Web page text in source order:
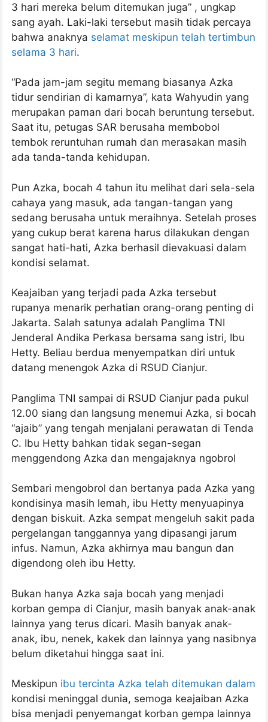
3 hari mereka belum ditemukan juga” , ungkap
sang ayah. Laki-laki tersebut masih tidak percaya
bahwa anaknya selamat meskipun telah tertimbun
selama 3 hari.
“Pada jam-jam segitu memang biasanya Azka
tidur sendirian di kamarnya”, kata Wahyudin yang
merupakan paman dari bocah beruntung tersebut.
Saat itu, petugas SAR berusaha membobol
tembok reruntuhan rumah dan merasakan masih
ada tanda-tanda kehidupan.
Pun Azka, bocah 4 tahun itu melihat dari sela-sela
cahaya yang masuk, ada tangan-tangan yang
sedang berusaha untuk meraihnya. Setelah proses
yang cukup berat karena harus dilakukan dengan
sangat hati-hati, Azka berhasil dievakuasi dalam
kondisi selamat.
Keajaiban yang terjadi pada Azka tersebut
rupanya menarik perhatian orang-orang penting di
Jakarta. Salah satunya adalah Panglima TNI
Jenderal Andika Perkasa bersama sang istri, Ibu
Hetty. Beliau berdua menyempatkan diri untuk
datang menengok Azka di RSUD Cianjur.
Panglima TNI sampai di RSUD Cianjur pada pukul
12.00 siang dan langsung menemui Azka, si bocah
“ajaib” yang tengah menjalani perawatan di Tenda
C. Ibu Hetty bahkan tidak segan-segan
menggendong Azka dan mengajaknya ngobrol
Sembari mengobrol dan bertanya pada Azka yang
kondisinya masih lemah, ibu Hetty menyuapinya
dengan biskuit. Azka sempat mengeluh sakit pada
pergelangan tanggannya yang dipasangi jarum
infus. Namun, Azka akhirnya mau bangun dan
digendong oleh ibu Hetty.
Bukan hanya Azka saja bocah yang menjadi
korban gempa di Cianjur, masih banyak anak-anak
lainnya yang terus dicari. Masih banyak anak-
anak, ibu, nenek, kakek dan lainnya yang nasibnya
belum diketahui hingga saat ini.
Meskipun ibu tercinta Azka telah ditemukan dalam
kondisi meninggal dunia, semoga keajaiban Azka
bisa menjadi penyemangat korban gempa lainnya